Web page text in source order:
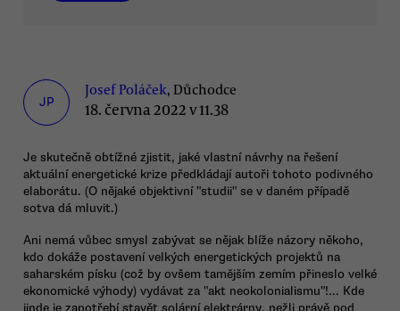
JP
Josef Poláček, Důchodce
18. června 2022 v 11.38
Je skutečně obtížné zjistit, jaké vlastní návrhy na řešení
aktuální energetické krize předkládají autoři tohoto podivného
elaborátu. (O nějaké objektivní "studii" se v daném případě
sotva dá mluvit.)
Ani nemá vůbec smysl zabývat se nějak blíže názory někoho,
kdo dokáže postavení velkých energetických projektů na
saharském písku (což by ovšem tamějším zemím přineslo velké
ekonomické výhody) vydávat za "akt neokolonialismu"!... Kde
jinde je zapotřebí stavět solární elektrárny, nežli právě pod